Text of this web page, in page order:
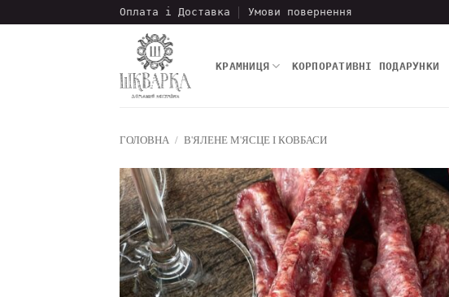
Оплата і Доставка Умови повернення
КРАМНИЦЯ КОРПОРАТИВНІ ПОДАРУНКИ
ГОЛОВНА / В'ЯЛЕНЕ М'ЯСЦЕ І КОВБАСИ